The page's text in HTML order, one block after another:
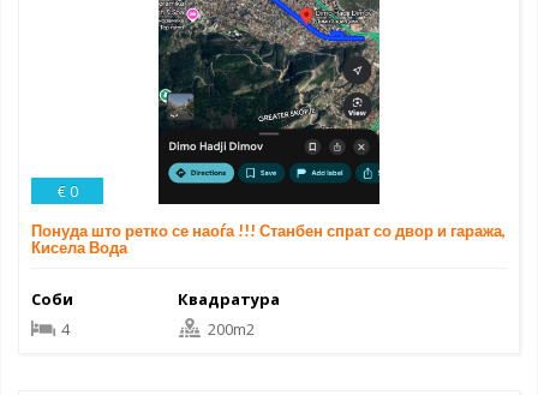
€ 0
Понуда што ретко се наоѓа !!! Станбен спрат со двор и гаража,
Кисела Вода
Соби
4
Квадратура
200m2